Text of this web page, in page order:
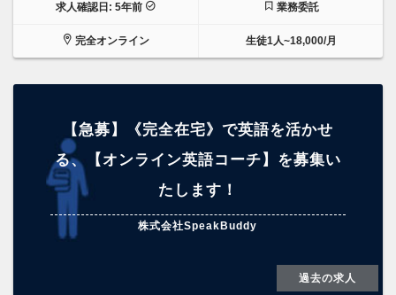
求人確認日: 5年前 業務委託
完全オンライン 生徒1人~18,000/月
【急募】《完全在宅》で英語を活かせ
る、【オンライン英語コーチ】を募集い
たします！
株式会社SpeakBuddy
過去の求人